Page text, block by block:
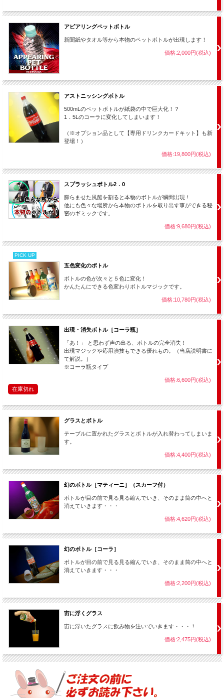
基本的な使い方の他にも、演技を上手く行うためのポイント、
そして、真逆の現象である「出現するボトル」 や、その他、この用具ならではの
様々な応用演技のアイディアが解説された充実のセットです。
簡単、鮮やか、スピーディー！ 非常に優秀な消失マジックです。
品物を消失させるのは出現よりもトリック的に難しく、その為の段階を踏む
手順になっている事が多いのですが、このマジックは、紙袋に入れた後、即
座に消失させることができます。
よって非常にスピーディーで迫力ある展開が可能です。
何せ、割れ物の入った紙袋を一気にグシャッと潰してしまうのですから、ま
だ心の準備ができていなかった観客は、あまりの出来事に思わず
（こういうマジックで「出現」と「消失」、両方ができる用具は希です。）
【取リ寄セノ筒】などから出現させたり、シルクの陰から出現させる、等の
本格的な出現マジックも演じることができるのです。
２セット使用すると「消えたボトルが意外な場所から現れる」というマジッ
クができますし、数セット揃えて、「次々とボトルを出現させていく」とい
的なアイテムです。
当店付属の説明書にてご紹介している数々の応用演技を参考に、皆様も面白
い使い方を是非考えてみて下さい。
↓クリックで各タイプのページへ移動できます。↓
アピアリングペットボトル
新聞紙やタオル等から本物のペットボトルが出現します！
価格:2,000円(税込)
アストニッシングボトル
500mLのペットボトルが紙袋の中で巨大化！？
1．5Lのコーラに変化してしまいます！
（※オプション品として【専用ドリンクカードキット】も新
登場！）
価格:19,800円(税込)
スプラッシュボトル2．0
膨らませた風船を割ると本物のボトルが瞬間出現！
他にも色々な場所から本物のボトルを取り出す事ができる秘
密のギミックです。
価格:9,680円(税込)
PICK UP
五色変化のボトル
ボトルの色が次々と５色に変化！
かんたんにできる色変わりボトルマジックです。
価格:10,780円(税込)
出現・消失ボトル［コーラ瓶］
「あ！」 と思わず声の出る、ボトルの完全消失！
出現マジックや応用演技もできる優れもの。（当店説明書に
て解説。）
※コーラ瓶タイプ
価格:6,600円(税込)
在庫切れ
グラスとボトル
テーブルに置かれたグラスとボトルが入れ替わってしまいま
す。
価格:4,400円(税込)
幻のボトル［マティーニ］（スカーフ付）
ボトルが目の前で見る見る縮んでいき、そのまま筒の中へと
消えていきます・・・
価格:4,620円(税込)
幻のボトル［コーラ］
ボトルが目の前で見る見る縮んでいき、そのまま筒の中へと
消えていきます・・・
価格:2,200円(税込)
宙に浮くグラス
宙に浮いたグラスに飲み物を注いでいきます・・・！
価格:2,475円(税込)